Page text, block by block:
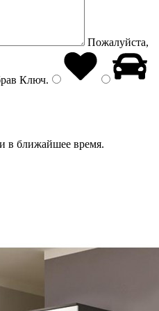
Пожалуйста,
Ключ.
в ближайшее время.